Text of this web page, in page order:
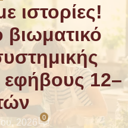
ιστορίες!
βιωματικό
εφήβους 12–
2026
0